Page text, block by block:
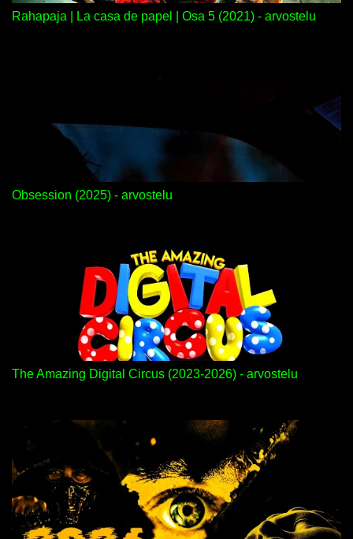
Rahapaja | La casa de papel | Osa 5 (2021) - arvostelu
Obsession (2025) - arvostelu
The Amazing Digital Circus (2023-2026) - arvostelu